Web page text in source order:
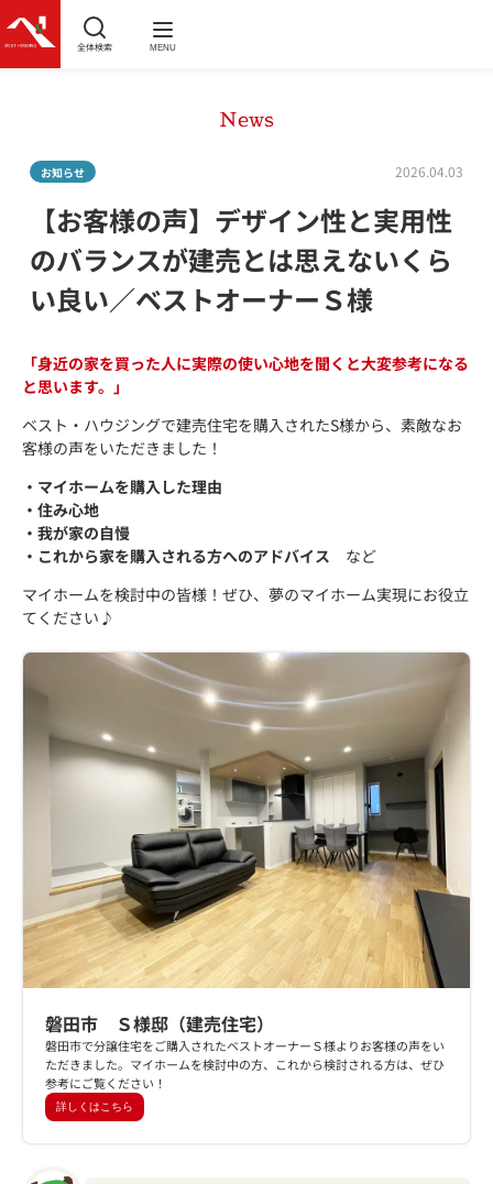
全体検索 MENU
News
お知らせ 2026.04.03
【お客様の声】デザイン性と実用性
のバランスが建売とは思えないくら
い良い／ベストオーナーＳ様
「身近の家を買った人に実際の使い心地を聞くと大変参考になる
と思います。 」
ベスト・ハウジングで建売住宅を購入されたS様から、素敵なお
客様の声をいただきました！
・マイホームを購入した理由
・住み心地
・我が家の自慢
・これから家を購入される方へのアドバイス など
マイホームを検討中の皆様！ぜひ、夢のマイホーム実現にお役立
てください♪
磐田市 Ｓ様邸（建売住宅）
磐田市で分譲住宅をご購入されたベストオーナーＳ様よりお客様の声をい
ただきました。マイホームを検討中の方、これから検討される方は、ぜひ
参考にご覧ください！
詳しくはこちら